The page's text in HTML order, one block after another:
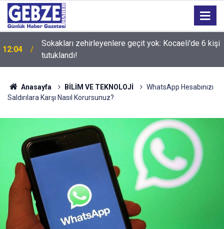
12:04
Sokakları zehirleyenlere geçit yok: Kocaeli'de 6 kişi
tutuklandı!
Anasayfa BİLİM VE TEKNOLOJİ
WhatsApp Hesabınızı
Saldırılara Karşı Nasıl Korursunuz?